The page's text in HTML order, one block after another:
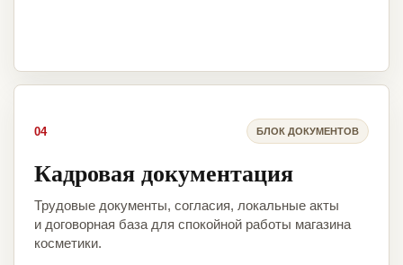
04 БЛОК ДОКУМЕНТОВ
Кадровая документация
Трудовые документы, согласия, локальные акты
и договорная база для спокойной работы магазина
косметики.